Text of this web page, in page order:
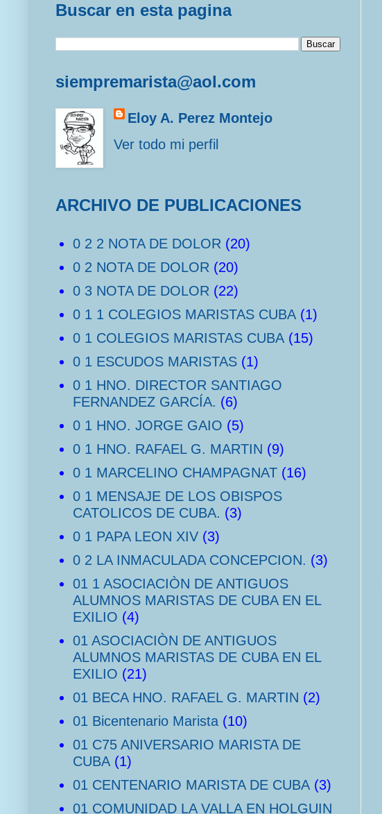
Buscar en esta pagina
siempremarista@aol.com
Eloy A. Perez Montejo
Ver todo mi perfil
ARCHIVO DE PUBLICACIONES
0 2 2 NOTA DE DOLOR (20)
0 2 NOTA DE DOLOR (20)
0 3 NOTA DE DOLOR (22)
0 1 1 COLEGIOS MARISTAS CUBA (1)
0 1 COLEGIOS MARISTAS CUBA (15)
0 1 ESCUDOS MARISTAS (1)
0 1 HNO. DIRECTOR SANTIAGO
FERNANDEZ GARCÍA. (6)
0 1 HNO. JORGE GAIO (5)
0 1 HNO. RAFAEL G. MARTIN (9)
0 1 MARCELINO CHAMPAGNAT (16)
0 1 MENSAJE DE LOS OBISPOS
CATOLICOS DE CUBA. (3)
0 1 PAPA LEON XIV (3)
0 2 LA INMACULADA CONCEPCION. (3)
01 1 ASOCIACIÒN DE ANTIGUOS
ALUMNOS MARISTAS DE CUBA EN EL
EXILIO (4)
01 ASOCIACIÒN DE ANTIGUOS
ALUMNOS MARISTAS DE CUBA EN EL
EXILIO (21)
01 BECA HNO. RAFAEL G. MARTIN (2)
01 Bicentenario Marista (10)
01 C75 ANIVERSARIO MARISTA DE
CUBA (1)
01 CENTENARIO MARISTA DE CUBA (3)
01 COMUNIDAD LA VALLA EN HOLGUIN